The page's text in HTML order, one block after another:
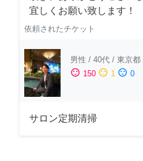
宜しくお願い致します！
依頼されたチケット
男性 / 40代 / 東京都
sentiment_satisfied 150 sentiment_neutral 1 sentiment_dissatisfied 0
サロン定期清掃